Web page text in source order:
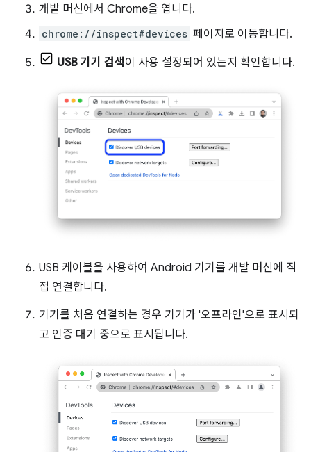
개발 머신에서 Chrome을 엽니다.
chrome://inspect#devices 페이지로 이동합니다.
USB 기기 검색이 사용 설정되어 있는지 확인합니다.
USB 케이블을 사용하여 Android 기기를 개발 머신에 직
접 연결합니다.
기기를 처음 연결하는 경우 기기가 '오프라인'으로 표시되
고 인증 대기 중으로 표시됩니다.